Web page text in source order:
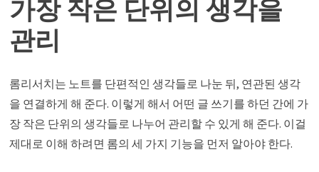
가장 작은 단위의 생각을
관리
롬리서치는 노트를 단편적인 생각들로 나눈 뒤, 연관된 생각
을 연결하게 해 준다. 이렇게 해서 어떤 글 쓰기를 하던 간에 가
장 작은 단위의 생각들로 나누어 관리할 수 있게 해 준다. 이걸
제대로 이해 하려면 롬의 세 가지 기능을 먼저 알아야 한다.